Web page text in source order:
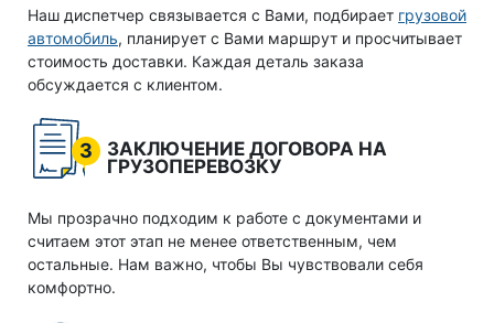
Наш диспетчер связывается с Вами, подбирает грузовой
автомобиль, планирует с Вами маршрут и просчитывает
стоимость доставки. Каждая деталь заказа
обсуждается с клиентом.
3
ЗАКЛЮЧЕНИЕ ДОГОВОРА НА
ГРУЗОПЕРЕВОЗКУ
Мы прозрачно подходим к работе с документами и
считаем этот этап не менее ответственным, чем
остальные. Нам важно, чтобы Вы чувствовали себя
комфортно.